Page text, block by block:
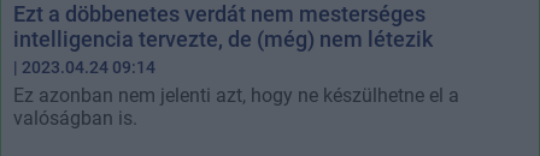
Ezt a döbbenetes verdát nem mesterséges
intelligencia tervezte, de (még) nem létezik
| 2023.04.24 09:14
Ez azonban nem jelenti azt, hogy ne készülhetne el a
valóságban is.